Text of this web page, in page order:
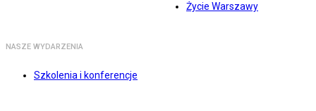
Życie Warszawy
NASZE WYDARZENIA
Szkolenia i konferencje